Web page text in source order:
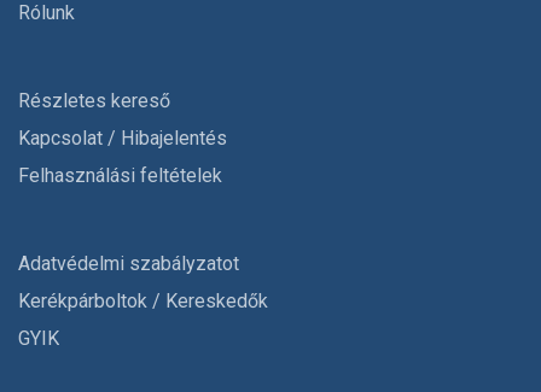
Rólunk
Részletes kereső
Kapcsolat / Hibajelentés
Felhasználási feltételek
Adatvédelmi szabályzatot
Kerékpárboltok / Kereskedők
GYIK